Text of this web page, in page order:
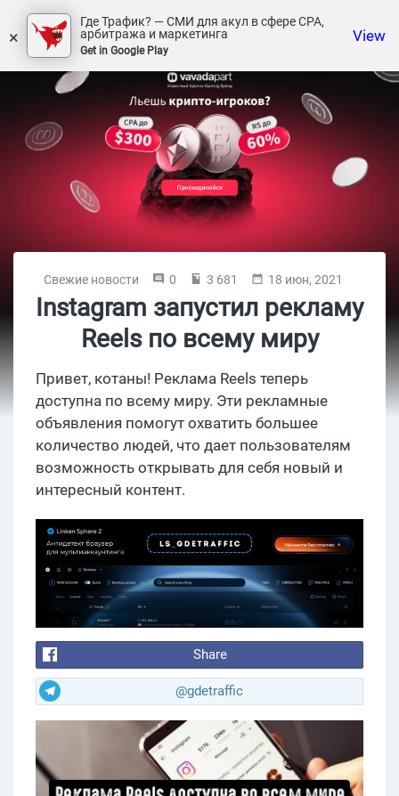
×
Где Трафик? — СМИ для акул в сфере СРА,
арбитража и маркетинга
Get in Google Play
View
Свежие новости 0 3 681 18 июн, 2021
Instagram запустил рекламу
Reels по всему миру
Привет, котаны! Реклама Reels теперь
доступна по всему миру. Эти рекламные
объявления помогут охватить большее
количество людей, что дает пользователям
возможность открывать для себя новый и
интересный контент.
Share
@gdetraffic